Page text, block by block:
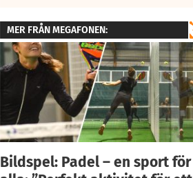
MER FRÅN MEGAFONEN:
Bildspel: Padel – en sport för